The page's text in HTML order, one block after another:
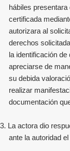
hábiles
certificada
autorizara al
derechos
la identificación
apreciarse de
su debida
realizar
documentación
3. La actora dio
ante la autoridad